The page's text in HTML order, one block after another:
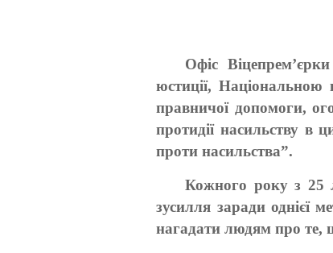
Офіс
юстиції, Національною
правничої допомоги,
протидії насильству в
проти насильства”.
Кожного року з 25
зусилля заради однієї
нагадати людям про те,